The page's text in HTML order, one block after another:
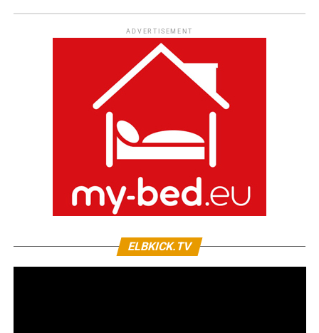
ADVERTISEMENT
ELBKICK.TV